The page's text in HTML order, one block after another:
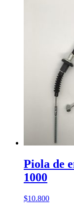
Piola de
1000
$10.800